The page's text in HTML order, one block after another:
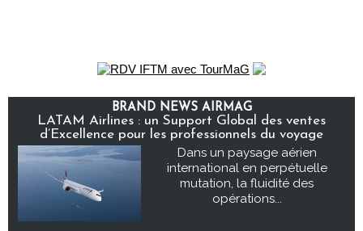
BRAND NEWS AIRMAG
LATAM Airlines : un Support Global des ventes
d’Excellence pour les professionnels du voyage
Dans un paysage aérien
international en perpétuelle
mutation, la fluidité des
opérations...